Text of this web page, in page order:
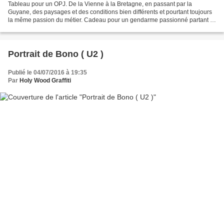
Tableau pour un OPJ. De la Vienne à la Bretagne, en passant par la
Guyane, des paysages et des conditions bien différents et pourtant toujours
la même passion du métier. Cadeau pour un gendarme passionné partant à
Portrait de Bono ( U2 )
Publié le 04/07/2016 à 19:35
Par Holy Wood Graffiti